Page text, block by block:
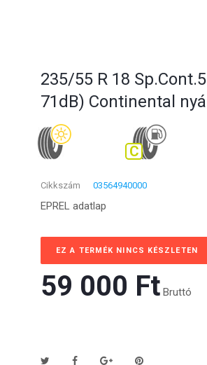
235/55 R 18
71dB) Continental
C
Cikkszám 03564940000
EPREL adatlap
EZ A TERMÉK NINCS KÉSZLETEN
59 000 Ft‎ Bruttó